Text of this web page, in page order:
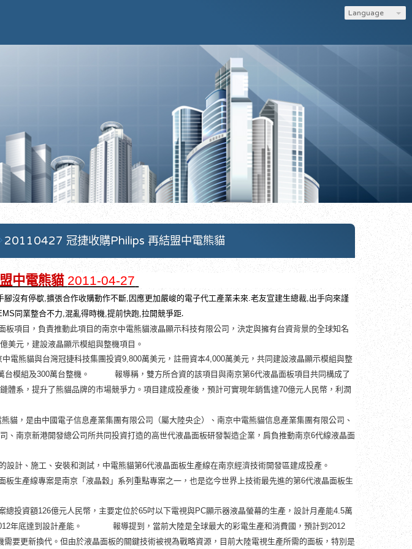
Language
20110427 冠捷收購Philips 再結盟中電熊貓
中電熊貓 2011-04-27
腳沒有停歇,擴張合作收購動作不斷,因應更加嚴峻的電子代工產業未來.老友宣建生總裁,出手向來謹
同業整合不力,混亂得時機,提前快跑,拉開競爭距.
板項目，負責推動此項目的南京中電熊貓液晶顯示科技有限公司，決定與擁有台資背景的全球知名
美元，建設液晶顯示模組與整機項目。
電熊貓與台灣冠捷科技集團投資9,800萬美元，註冊資本4,000萬美元，共同建設液晶顯示模組與整
台模組及300萬台整機。 報導稱，雙方所合資的該項目與南京第6代液晶面板項目共同構成了
體系，提升了熊貓品牌的市場競爭力。項目建成投產後，預計可實現年銷售達70億元人民幣，利潤
貓，是由中國電子信息產業集團有限公司（屬大陸央企）、南京中電熊貓信息產業集團有限公司、
、南京新港開發總公司所共同投資打造的高世代液晶面板研發製造企業，肩負推動南京6代線液晶面
設計、施工、安裝和測試，中電熊貓第6代液晶面板生產線在南京經濟技術開發區建成投產。
板生產線專案是南京「液晶穀」系列重點專案之一，也是迄今世界上技術最先進的第6代液晶面板生
總投資額126億元人民幣，主要定位於65吋以下電視與PC顯示器液晶螢幕的生產，設計月產能4.5萬
年底達到設計產能。 報導提到，當前大陸是全球最大的彩電生產和消費國，預計到2012
需要更新換代。但由於液晶面板的關鍵技術被視為戰略資源，目前大陸電視生產所需的面板，特別是